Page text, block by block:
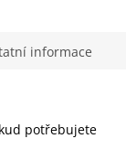
informace
potřebujete